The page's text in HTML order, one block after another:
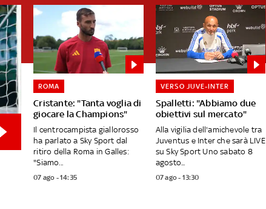
Cristante: "Tanta voglia di
giocare la Champions"
ROMA
Il centrocampista giallorosso
ha parlato a Sky Sport dal
ritiro della Roma in Galles:
"Siamo...
07 ago - 14:35
Spalletti: "Abbiamo due
obiettivi sul mercato"
VERSO JUVE-INTER
Alla vigilia dell'amichevole tra
Juventus e Inter che sarà LIVE
su Sky Sport Uno sabato 8
agosto...
07 ago - 13:30